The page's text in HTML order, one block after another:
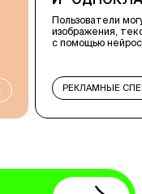
ЖИВОТНЫХ
1 000 000
с питомцами и
WEB